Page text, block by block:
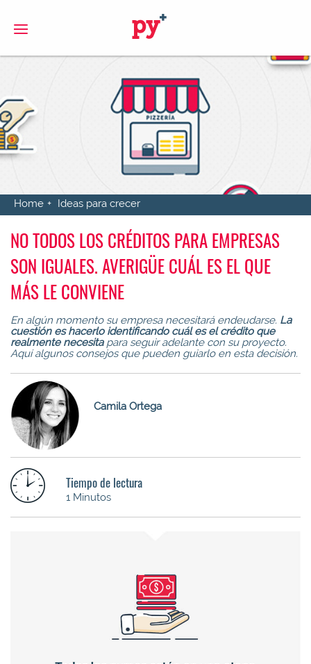
Home Ideas para crecer
NO TODOS LOS CRÉDITOS PARA EMPRESAS
SON IGUALES. AVERIGÜE CUÁL ES EL QUE
MÁS LE CONVIENE
En algún momento su empresa necesitará endeudarse. La
cuestión es hacerlo identificando cuál es el crédito que
realmente necesita para seguir adelante con su proyecto.
Aquí algunos consejos que pueden guiarlo en esta decisión.
Camila Ortega
Tiempo de lectura
1 Minutos